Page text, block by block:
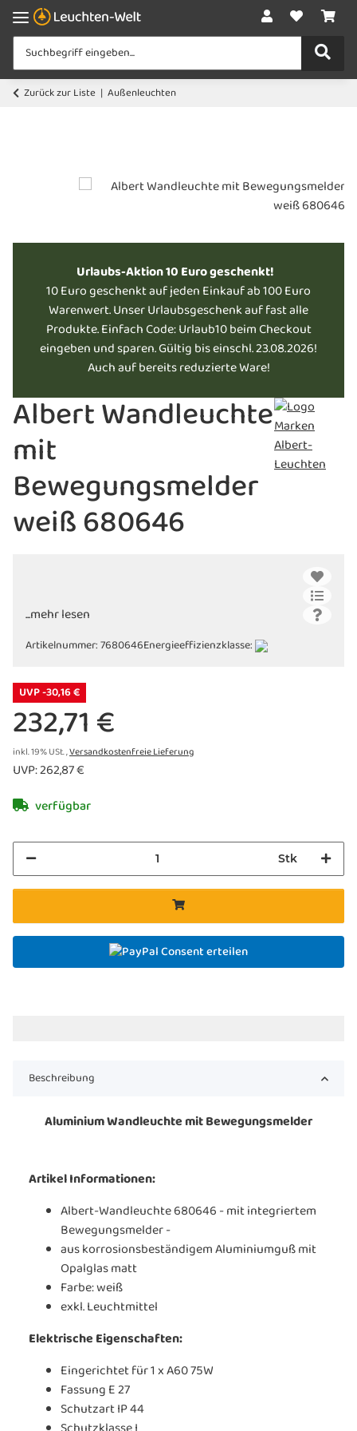
Zurück zur Liste Außenleuchten
Urlaubs-Aktion 10 Euro geschenkt!
10 Euro geschenkt auf jeden Einkauf ab 100 Euro
Warenwert. Unser Urlaubsgeschenk auf fast alle
Produkte. Einfach Code: Urlaub10 beim Checkout
eingeben und sparen. Gültig bis einschl. 23.08.2026!
Auch auf bereits reduzierte Ware!
Albert Wandleuchte
mit
Bewegungsmelder
weiß 680646
...mehr lesen
Artikelnummer:7680646Energieeffizienzklasse:
UVP -30,16 €
232,71 €
inkl. 19% USt. ,Versandkostenfreie Lieferung
UVP:262,87 €
verfügbar
Stk
Consent erteilen
Beschreibung
Aluminium Wandleuchte mit Bewegungsmelder
Artikel Informationen:
Albert-Wandleuchte 680646 - mit integriertem
Bewegungsmelder -
aus korrosionsbeständigem Aluminiumguß mit
Opalglas matt
Farbe: weiß
exkl. Leuchtmittel
Elektrische Eigenschaften:
Eingerichtet für 1 x A60 75W
Fassung E 27
Schutzart IP 44